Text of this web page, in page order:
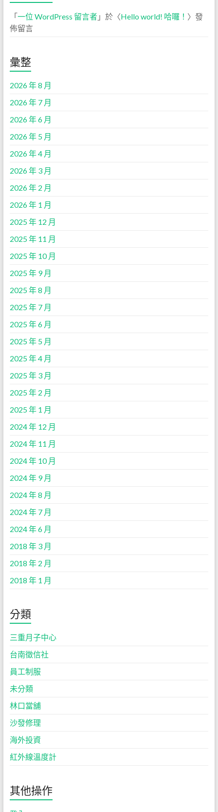
「一位 WordPress 留言者」於〈Hello world! 哈囉！ 〉發
佈留言
彙整
2026 年 8 月
2026 年 7 月
2026 年 6 月
2026 年 5 月
2026 年 4 月
2026 年 3 月
2026 年 2 月
2026 年 1 月
2025 年 12 月
2025 年 11 月
2025 年 10 月
2025 年 9 月
2025 年 8 月
2025 年 7 月
2025 年 6 月
2025 年 5 月
2025 年 4 月
2025 年 3 月
2025 年 2 月
2025 年 1 月
2024 年 12 月
2024 年 11 月
2024 年 10 月
2024 年 9 月
2024 年 8 月
2024 年 7 月
2024 年 6 月
2018 年 3 月
2018 年 2 月
2018 年 1 月
分類
三重月子中心
台南徵信社
員工制服
未分類
林口當舖
沙發修理
海外投資
紅外線溫度計
其他操作